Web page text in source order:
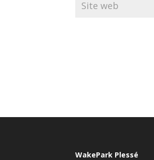
WakePark Plessé